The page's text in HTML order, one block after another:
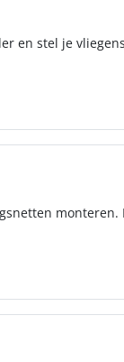
en stel je